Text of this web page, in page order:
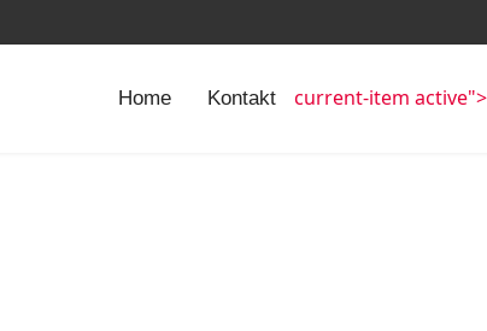
Home Kontakt current-item active">